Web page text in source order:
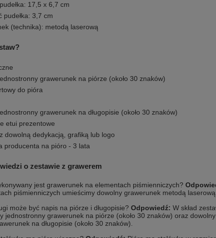
17,5 x 6,7 cm
pudełka: 3,7 cm
(technika): metodą laserową
grawerunek na piórze (około 30 znaków)
do pióra
grawerunek na długopisie (około 30 znaków)
etui prezentowe
dowolną dedykacją, grafiką lub logo
producenta na pióro - 3 lata
o zestawie z grawerem
jest grawerunek na elementach piśmienniczych?
piśmienniczych umieścimy dowolny grawerunek metodą laserową.
może być napis na piórze i długopisie? Odpowiedź: W skład
jednostronny grawerunek na piórze (około 30 znaków) oraz dowolny
na długopisie (około 30 znaków).